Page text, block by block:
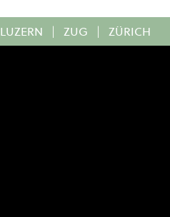
LUZERN | ZUG | ZÜRICH